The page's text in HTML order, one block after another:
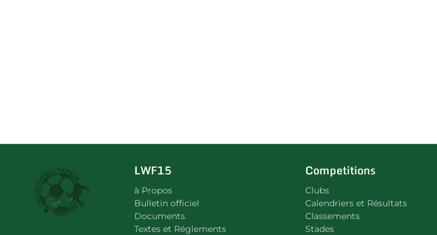
LWF15
à Propos
Bulletin officiel
Documents
Textes et Réglements
Competitions
Clubs
Calendriers et Résultats
Classements
Stades